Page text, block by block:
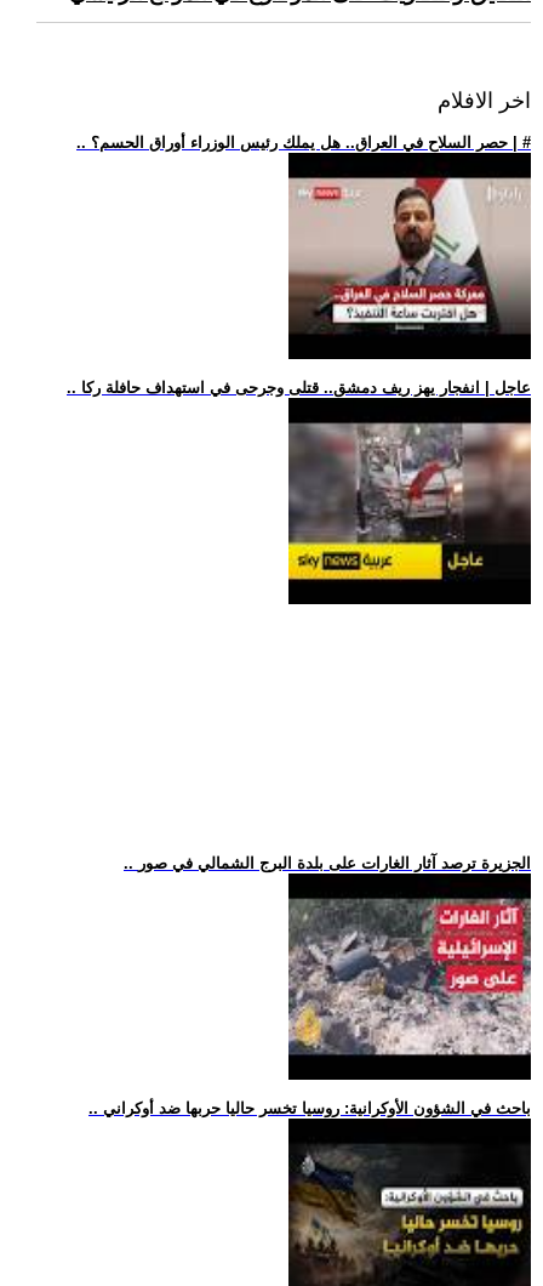
اخر الافلام
.. حصر السلاح في العراق.. هل يملك رئيس الوزراء أوراق الحسم؟ | #
.. عاجل | انفجار يهز ريف دمشق.. قتلى وجرحى في استهداف حافلة ركا
.. الجزيرة ترصد آثار الغارات على بلدة البرج الشمالي في صور
.. باحث في الشؤون الأوكرانية: روسيا تخسر حاليا حربها ضد أوكراني